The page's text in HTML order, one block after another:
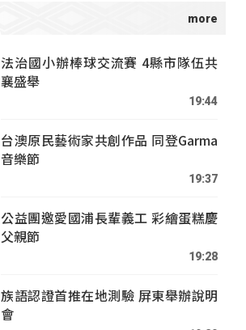
法治國小辦棒球交流賽 4縣市隊伍共
襄盛舉
19:44
台澳原民藝術家共創作品 同登Garma
音樂節
19:37
公益團邀愛國浦長輩義工 彩繪蛋糕慶
父親節
19:28
族語認證首推在地測驗 屏東舉辦說明
會